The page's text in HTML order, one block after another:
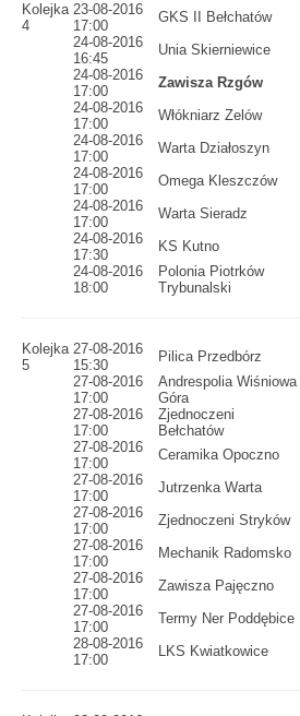
Kolejka
4
23-08-2016
17:00
GKS II Bełchatów
24-08-2016
16:45
Unia Skierniewice
24-08-2016
17:00
Zawisza Rzgów
24-08-2016
17:00
Włókniarz Zelów
24-08-2016
17:00
Warta Działoszyn
24-08-2016
17:00
Omega Kleszczów
24-08-2016
17:00
Warta Sieradz
24-08-2016
17:30
KS Kutno
24-08-2016
18:00
Polonia Piotrków
Trybunalski
Kolejka
5
27-08-2016
15:30
Pilica Przedbórz
27-08-2016
17:00
Andrespolia Wiśniowa
Góra
27-08-2016
17:00
Zjednoczeni
Bełchatów
27-08-2016
17:00
Ceramika Opoczno
27-08-2016
17:00
Jutrzenka Warta
27-08-2016
17:00
Zjednoczeni Stryków
27-08-2016
17:00
Mechanik Radomsko
27-08-2016
17:00
Zawisza Pajęczno
27-08-2016
17:00
Termy Ner Poddębice
28-08-2016
17:00
LKS Kwiatkowice